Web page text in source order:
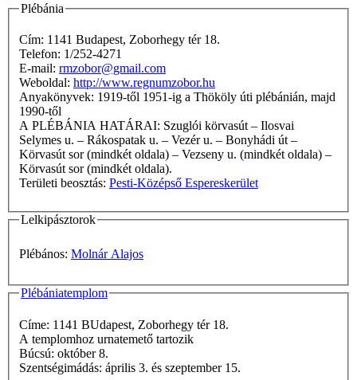
Plébánia
Cím: 1141 Budapest, Zoborhegy tér 18.
Telefon: 1/252-4271
E-mail: rmzobor@gmail.com
Weboldal: http://www.regnumzobor.hu
Anyakönyvek: 1919-től 1951-ig a Thököly úti plébánián, majd
1990-től
A PLÉBÁNIA HATÁRAI: Szuglói körvasút – Ilosvai
Selymes u. – Rákospatak u. – Vezér u. – Bonyhádi út –
Körvasút sor (mindkét oldala) – Vezseny u. (mindkét oldala) –
Körvasút sor (mindkét oldala).
Területi beosztás: Pesti-Középső Espereskerület
Lelkipásztorok
Plébános: Molnár Alajos
Plébániatemplom
Címe: 1141 BUdapest, Zoborhegy tér 18.
A templomhoz urnatemető tartozik
Búcsú: október 8.
Szentségimádás: április 3. és szeptember 15.